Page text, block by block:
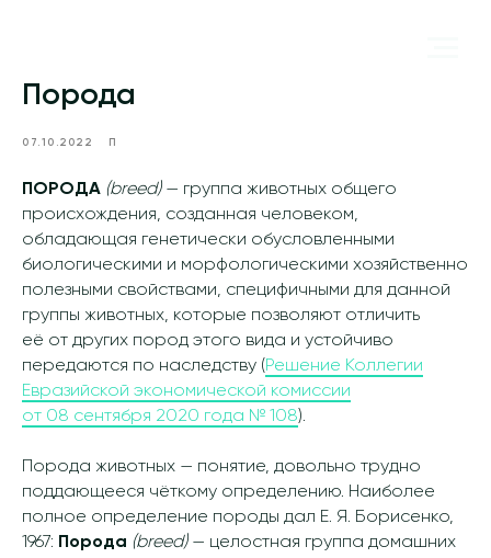
Порода
07.10.2022 П
ПОРОДА (breed)— группа животных общего
происхождения, созданная человеком,
обладающая генетически обусловленными
биологическими и морфологическими хозяйственно
полезными свойствами, специфичными для данной
группы животных, которые позволяют отличить
её от других пород этого вида и устойчиво
передаются по наследству (Решение Коллегии
Евразийской экономической комиссии
от 08 сентября 2020 года № 108).
Порода животных — понятие, довольно трудно
поддающееся чёткому определению. Наиболее
полное определение породы дал Е. Я. Борисенко,
1967: Порода (breed)— целостная группа домашних